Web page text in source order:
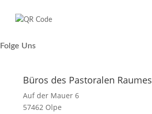
Folge Uns
Büros des Pastoralen Raumes
Auf der Mauer 6
57462 Olpe